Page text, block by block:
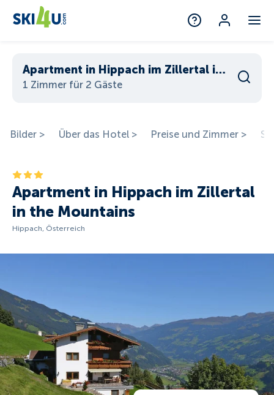
Apartment in Hippach im Zillertal in the Mountains
1 Zimmer für 2 Gäste
Bilder > Über das Hotel > Preise und Zimmer >
Apartment in Hippach im Zillertal
in the Mountains
Hippach, Österreich